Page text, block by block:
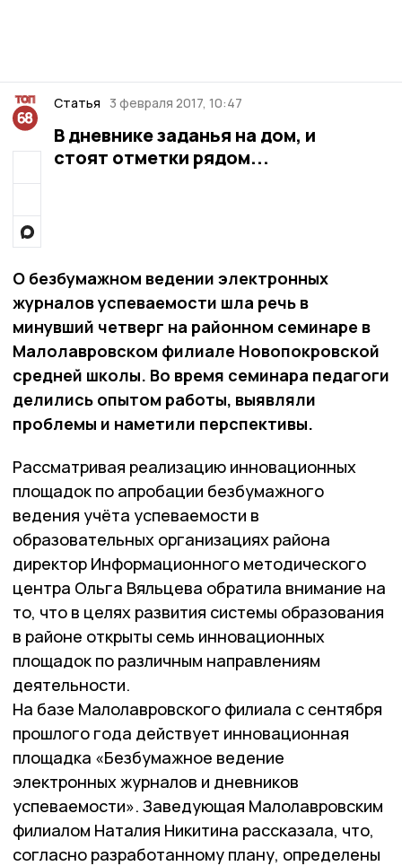
Статья 3 февраля 2017, 10:47
В дневнике заданья на дом, и
стоят отметки рядом...
О безбумажном ведении электронных
журналов успеваемости шла речь в
минувший четверг на районном семинаре в
Малолавровском филиале Новопокровской
средней школы. Во время семинара педагоги
делились опытом работы, выявляли
проблемы и наметили перспективы.
Рассматривая реализацию инновационных
площадок по апробации безбумажного
ведения учёта успеваемости в
образовательных организациях района
директор Информационного методического
центра Ольга Вяльцева обратила внимание на
то, что в целях развития системы образования
в районе открыты семь инновационных
площадок по различным направлениям
деятельности.
На базе Малолавровского филиала с сентября
прошлого года действует инновационная
площадка «Безбумажное ведение
электронных журналов и дневников
успеваемости». Заведующая Малолавровским
филиалом Наталия Никитина рассказала, что,
согласно разработанному плану, определены